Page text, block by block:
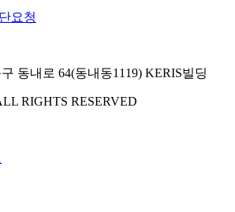
요청
동내로 64(동내동1119) KERIS빌딩
RIGHTS RESERVED